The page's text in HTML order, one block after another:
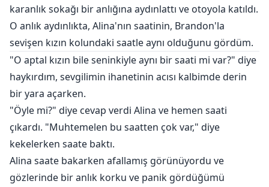
karanlık sokağı bir anlığına aydınlattı ve otoyola katıldı.
O anlık aydınlıkta, Alina'nın saatinin, Brandon'la
sevişen kızın kolundaki saatle aynı olduğunu gördüm.
"O aptal kızın bile seninkiyle aynı bir saati mi var?" diye
haykırdım, sevgilimin ihanetinin acısı kalbimde derin
bir yara açarken.
"Öyle mi?" diye cevap verdi Alina ve hemen saati
çıkardı. "Muhtemelen bu saatten çok var," diye
kekelerken saate baktı.
Alina saate bakarken afallamış görünüyordu ve
gözlerinde bir anlık korku ve panik gördüğümü